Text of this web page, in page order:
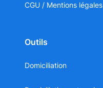
CGU / Mentions légales
Outils
Domiciliation